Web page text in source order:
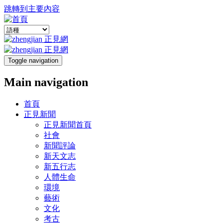
跳轉到主要內容
Toggle navigation
Main navigation
首頁
正見新聞
正見新聞首頁
社會
新聞評論
新天文志
新五行志
人體生命
環境
藝術
文化
考古